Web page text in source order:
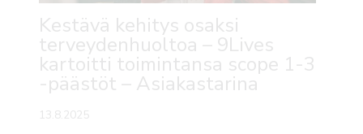
Kestävä kehitys osaksi
terveydenhuoltoa – 9Lives
kartoitti toimintansa scope 1-3
-päästöt – Asiakastarina
13.8.2025